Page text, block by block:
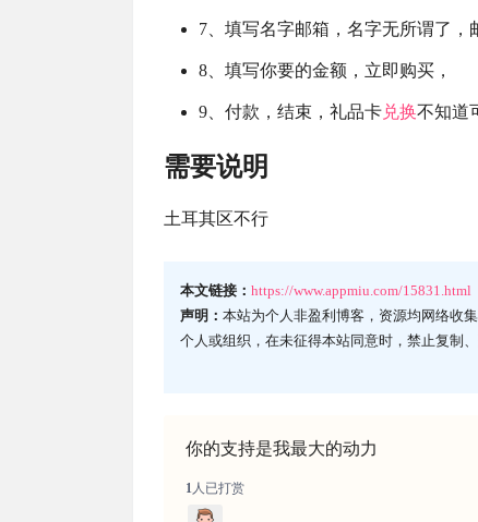
7、填写名字邮箱，名字无所谓了，
8、填写你要的金额，立即购买，
9、付款，结束，礼品卡兑换不知道
需要说明
土耳其区不行
本文链接： https://www.appmiu.com/15831.html
声明： 本站为个人非盈利博客，资源均网络收
个人或组织，在未征得本站同意时，禁止复制
你的支持是我最大的动力
1 人已打赏